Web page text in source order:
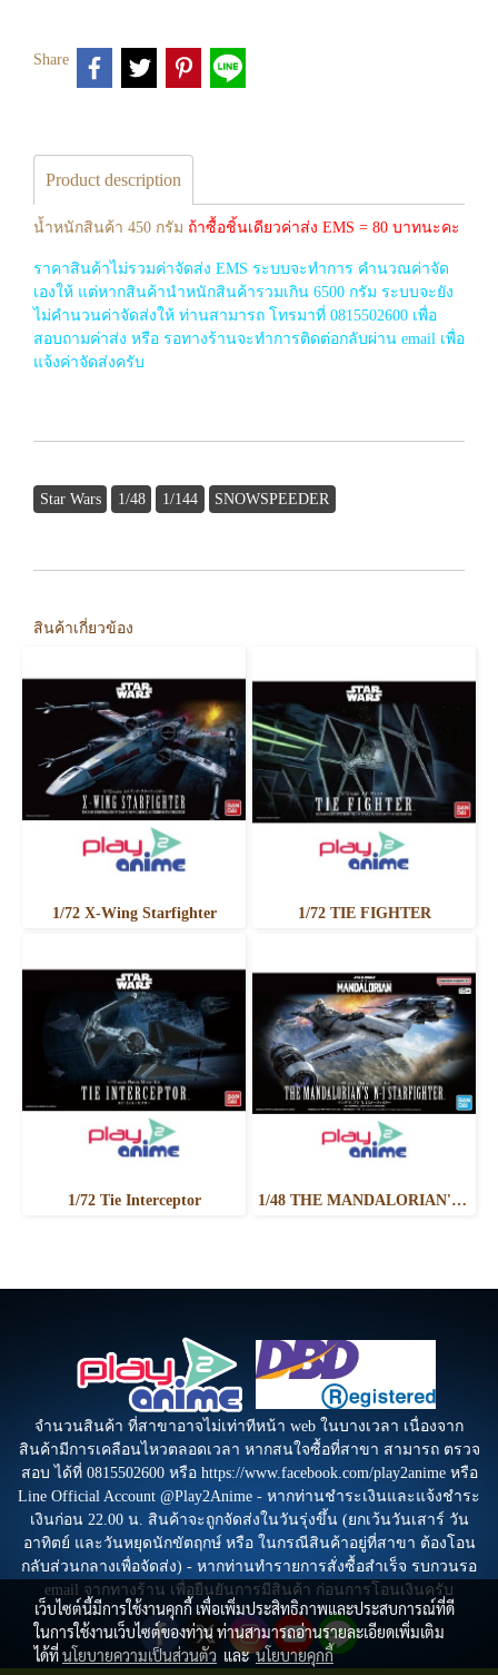
Share
Product description
น้ำหนักสินค้า 450 กรัม ถ้าซื้อชิ้นเดียวค่าส่ง EMS = 80 บาทนะคะ
ราคาสินค้าไม่รวมค่าจัดส่ง EMS ระบบจะทำการ คำนวณค่าจัด
เองให้ แต่หากสินค้านำหนักสินค้ารวมเกิน 6500 กรัม ระบบจะยัง
ไม่คำนวนค่าจัดส่งให้ ท่านสามารถ โทรมาที่ 0815502600 เพื่อ
สอบถามค่าส่ง หรือ รอทางร้านจะทำการติดต่อกลับผ่าน email เพื่อ
แจ้งค่าจัดส่งครับ
Star Wars 1/48 1/144 SNOWSPEEDER
สินค้าเกี่ยวข้อง
1/72 X-Wing Starfighter 1/72 TIE FIGHTER
1/72 Tie Interceptor 1/48 THE MANDALORIAN'S N-1 STARFIGHTER
จำนวนสินค้า ที่สาขาอาจไม่เท่าทีหน้า web ในบางเวลา เนื่องจาก
สินค้ามีการเคลือนไหวตลอดเวลา หากสนใจซื้อที่สาขา สามารถ ตรวจ
สอบ ได้ที่ 0815502600 หรือ https://www.facebook.com/play2anime หรือ
Line Official Account @Play2Anime - หากท่านชำระเงินและแจ้งชำระ
เงินก่อน 22.00 น. สินค้าจะถูกจัดส่งในวันรุ่งขึ้น (ยกเว้นวันเสาร์ วัน
อาทิตย์ และวันหยุดนักขัตฤกษ์ หรือ ในกรณีสินค้าอยู่ที่สาขา ต้องโอน
กลับส่วนกลางเพื่อจัดส่ง) - หากท่านทำรายการสั่งซื้อสำเร็จ รบกวนรอ
email จากทางร้าน เพื่อยืนยันการมีสินค้า ก่อนการโอนเงินครับ
เว็บไซต์นี้มีการใช้งานคุกกี้ เพื่อเพิ่มประสิทธิภาพและประสบการณ์ที่ดี
ในการใช้งานเว็บไซต์ของท่าน ท่านสามารถอ่านรายละเอียดเพิ่มเติม
ได้ที่นโยบายความเป็นส่วนตัว และนโยบายคุกกี้